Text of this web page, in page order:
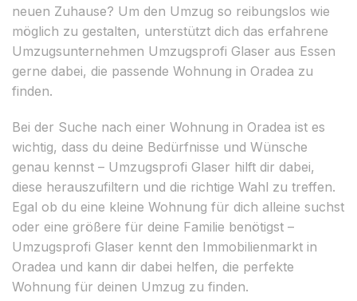
neuen Zuhause? Um den Umzug so reibungslos wie
möglich zu gestalten, unterstützt dich das erfahrene
Umzugsunternehmen Umzugsprofi Glaser aus Essen
gerne dabei, die passende Wohnung in Oradea zu
finden.
Bei der Suche nach einer Wohnung in Oradea ist es
wichtig, dass du deine Bedürfnisse und Wünsche
genau kennst – Umzugsprofi Glaser hilft dir dabei,
diese herauszufiltern und die richtige Wahl zu treffen.
Egal ob du eine kleine Wohnung für dich alleine suchst
oder eine größere für deine Familie benötigst –
Umzugsprofi Glaser kennt den Immobilienmarkt in
Oradea und kann dir dabei helfen, die perfekte
Wohnung für deinen Umzug zu finden.